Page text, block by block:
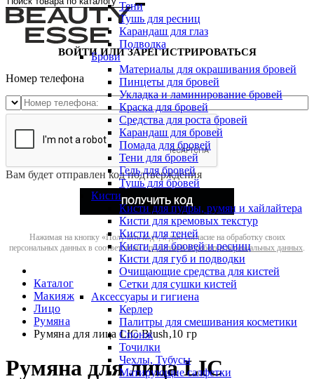
Тени
Тушь для ресниц
Карандаш для глаз
Подводка
Брови
Материалы для окрашивания бровей
Пинцеты для бровей
Укладка и ламинирование бровей
Краска для бровей
Средства для роста бровей
Карандаш для бровей
Помада для бровей
Тени для бровей
Гель для бровей
Тушь для бровей
Кисти
Кисти для пудры, румян и хайлайтера
Кисти для кремовых текстур
Кисти для теней
Кисти для бровей и ресниц
Кисти для губ и подводки
Очищающие средства для кистей
Сетки для сушки кистей
Аксессуары и гигиена
Керлер
Палитры для смешивания косметики
Спонж
Точилки
Чехлы, Тубусы
Матирующие салфетки
ВОЙТИ ИЛИ ЗАРЕГИСТРИРОВАТЬСЯ
Номер телефона
Вам будет отправлен код подтверждения
ПОЛУЧИТЬ КОД
Нажимая на кнопку «Получить код», я даю согласие на обработку своих
персональных данных в соответствии сполитикой обработки персональных данных.
Каталог
Макияж
Лицо
Румяна
Румяна для лица LIC Blush,10 гр
Румяна для лица LIC